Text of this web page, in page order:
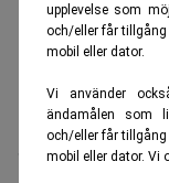
upplevelse som
och/eller får
mobil eller dator.
Vi använder
ändamålen som
och/eller får
mobil eller dator. Vi
SK Hynix tar